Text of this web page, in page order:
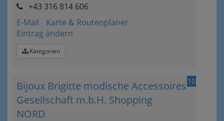
+43 316 814 606
E-Mail
Karte & Routenplaner
Eintrag ändern
Kategorien
10
Bijoux Brigitte modische Accessoires
Gesellschaft m.b.H. Shopping
NORD